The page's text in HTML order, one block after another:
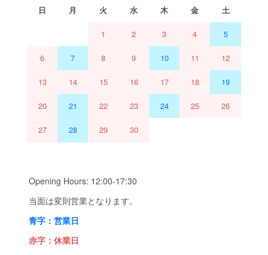
日 月 火 水 木 金 土
1 2 3 4 5
6 7 8 9 10 11 12
13 14 15 16 17 18 19
20 21 22 23 24 25 26
27 28 29 30
Opening Hours: 12:00-17:30
当面は変則営業となります。
青字：営業日
赤字：休業日